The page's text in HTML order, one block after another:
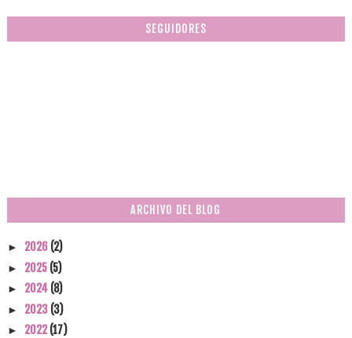
SEGUIDORES
ARCHIVO DEL BLOG
► 2026 (2)
► 2025 (5)
► 2024 (8)
► 2023 (3)
► 2022(17)